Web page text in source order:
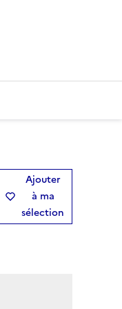
Ajouter
à ma
sélection